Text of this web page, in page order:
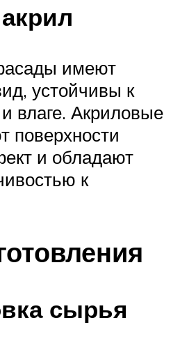
имеют
устойчивы к
влаге. Акриловые
поверхности
и обладают
к
сырья